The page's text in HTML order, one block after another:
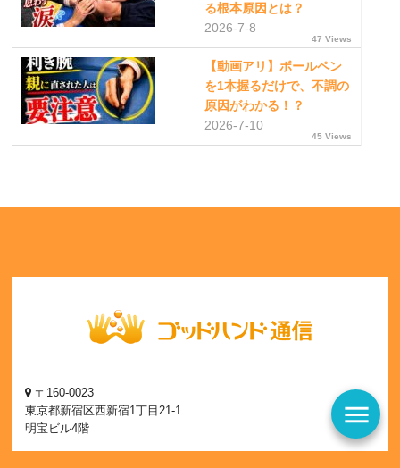
る根本原因とは？
2026-7-8
47 Views
【動画アリ】ボールペン
を1本握るだけで、不調の
原因がわかる！？
2026-7-10
45 Views
menu
〒160-0023
東京都新宿区西新宿1丁目21-1
明宝ビル4階